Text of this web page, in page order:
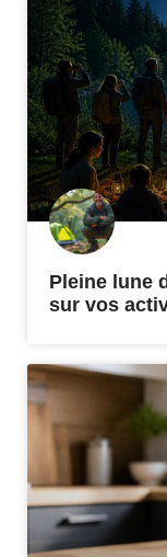
Pleine lune
sur vos